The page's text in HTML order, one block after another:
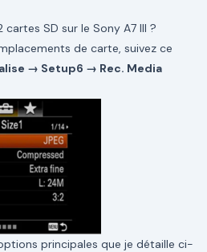
SD sur le Sony A7 III ?
de carte, suivez ce
→ Setup6 → Rec. Media
principales que je détaille ci-